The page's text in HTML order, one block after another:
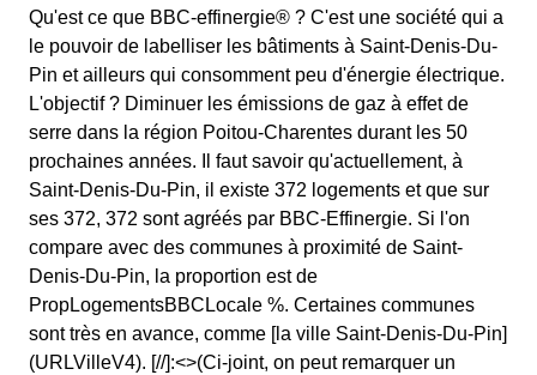
Qu'est ce que BBC-effinergie® ? C'est une société qui a
le pouvoir de labelliser les bâtiments à Saint-Denis-Du-
Pin et ailleurs qui consomment peu d'énergie électrique.
L'objectif ? Diminuer les émissions de gaz à effet de
serre dans la région Poitou-Charentes durant les 50
prochaines années. Il faut savoir qu'actuellement, à
Saint-Denis-Du-Pin, il existe 372 logements et que sur
ses 372, 372 sont agréés par BBC-Effinergie. Si l'on
compare avec des communes à proximité de Saint-
Denis-Du-Pin, la proportion est de
PropLogementsBBCLocale %. Certaines communes
sont très en avance, comme [la ville Saint-Denis-Du-Pin]
(URLVilleV4). [//]:<>(Ci-joint, on peut remarquer un